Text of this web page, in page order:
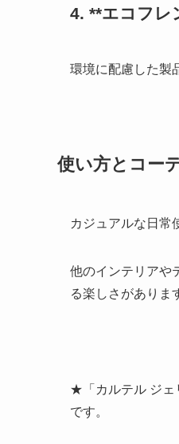
4. **エコフレ
環境に配慮した製
使い方とコー
カジュアルな日常
他のインテリアや
る楽しさがありま
★「カルテル ジェ
です。